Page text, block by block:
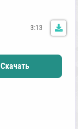
3:13
Скачать